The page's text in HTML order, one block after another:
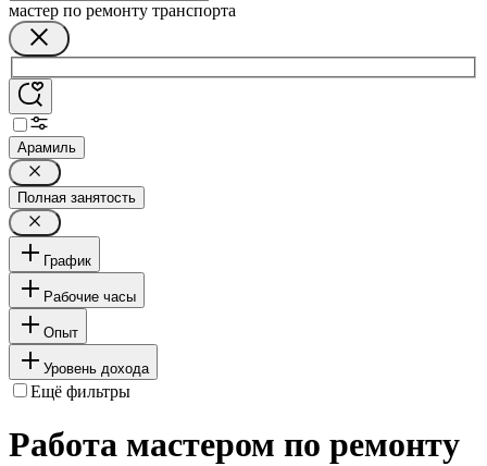
мастер по ремонту транспорта
Арамиль
Полная занятость
График
Рабочие часы
Опыт
Уровень дохода
Ещё фильтры
Работа мастером по ремонту